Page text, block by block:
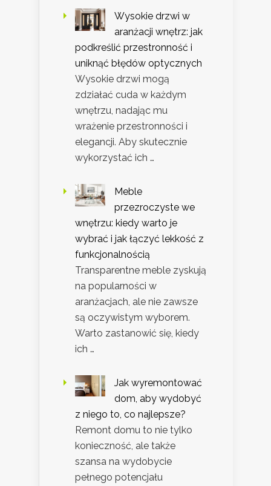
Wysokie drzwi w
aranżacji wnętrz: jak
podkreślić przestronność i
uniknąć błędów optycznych
Wysokie drzwi mogą
zdziałać cuda w każdym
wnętrzu, nadając mu
wrażenie przestronności i
elegancji. Aby skutecznie
wykorzystać ich …
Meble
przezroczyste we
wnętrzu: kiedy warto je
wybrać i jak łączyć lekkość z
funkcjonalnością
Transparentne meble zyskują
na popularności w
aranżacjach, ale nie zawsze
są oczywistym wyborem.
Warto zastanowić się, kiedy
ich …
Jak wyremontować
dom, aby wydobyć
z niego to, co najlepsze?
Remont domu to nie tylko
konieczność, ale także
szansa na wydobycie
pełnego potencjału